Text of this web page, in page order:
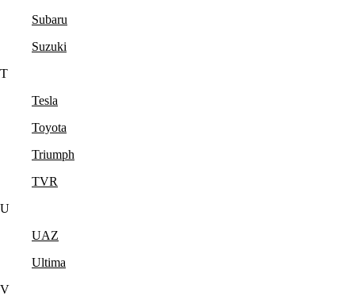
Subaru
Suzuki
T
Tesla
Toyota
Triumph
TVR
U
UAZ
Ultima
V